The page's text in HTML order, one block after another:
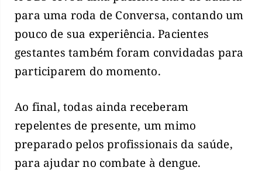
para uma roda de Conversa, contando um
pouco de sua experiência. Pacientes
gestantes também foram convidadas para
participarem do momento.
Ao final, todas ainda receberam
repelentes de presente, um mimo
preparado pelos profissionais da saúde,
para ajudar no combate à dengue.